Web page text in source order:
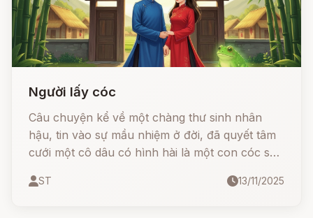
Người lấy cóc
Câu chuyện kể về một chàng thư sinh nhân
hậu, tin vào sự mầu nhiệm ở đời, đã quyết tâm
cưới một cô dâu có hình hài là một con cóc sần
và sự phiền muộn của cha mẹ, chàng vẫn giữ
ST 13/11/2025